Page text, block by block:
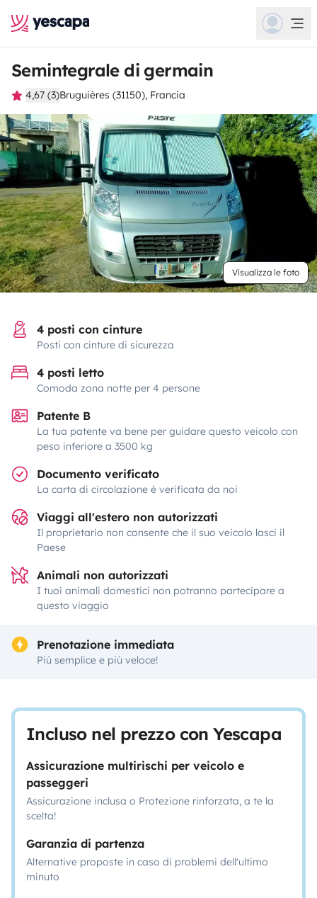
Semintegrale di germain
4,67 (3)Bruguières (31150), Francia
Visualizza le foto
4 posti con cinture
Posti con cinture di sicurezza
4 posti letto
Comoda zona notte per 4 persone
Patente B
La tua patente va bene per guidare questo veicolo con
peso inferiore a 3500 kg
Documento verificato
La carta di circolazione è verificata da noi
Viaggi all'estero non autorizzati
Il proprietario non consente che il suo veicolo lasci il
Paese
Animali non autorizzati
I tuoi animali domestici non potranno partecipare a
questo viaggio
Prenotazione immediata
Più semplice e più veloce!
Incluso nel prezzo con Yescapa
Assicurazione multirischi per veicolo e
passeggeri
Assicurazione inclusa o Protezione rinforzata, a te la
scelta!
Garanzia di partenza
Alternative proposte in caso di problemi dell'ultimo
minuto